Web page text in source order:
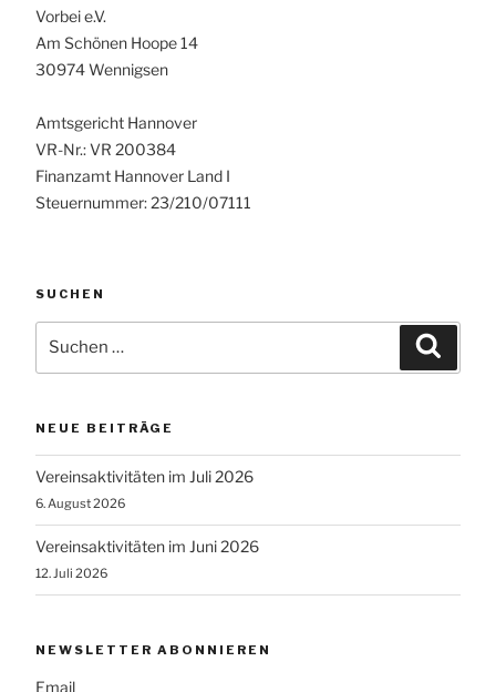
Vorbei e.V.
Am Schönen Hoope 14
30974 Wennigsen
Amtsgericht Hannover
VR-Nr.: VR 200384
Finanzamt Hannover Land I
Steuernummer: 23/210/07111
SUCHEN
nach:
NEUE BEITRÄGE
Vereinsaktivitäten im Juli 2026
6. August 2026
Vereinsaktivitäten im Juni 2026
12. Juli 2026
NEWSLETTER ABONNIEREN
Email